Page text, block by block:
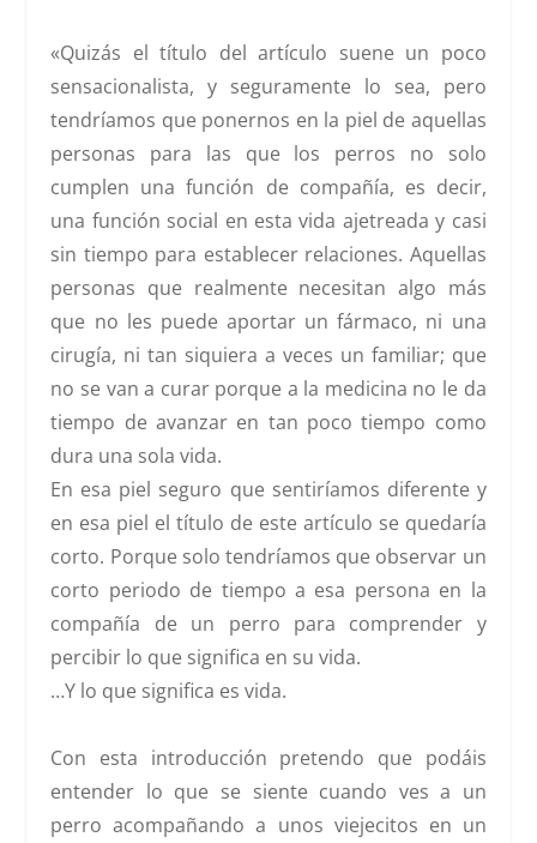
«Quizás el título del artículo suene un poco
sensacionalista, y seguramente lo sea, pero
tendríamos que ponernos en la piel de aquellas
personas para las que los perros no solo
cumplen una función de compañía, es decir,
una función social en esta vida ajetreada y casi
sin tiempo para establecer relaciones. Aquellas
personas que realmente necesitan algo más
que no les puede aportar un fármaco, ni una
cirugía, ni tan siquiera a veces un familiar; que
no se van a curar porque a la medicina no le da
tiempo de avanzar en tan poco tiempo como
dura una sola vida.
En esa piel seguro que sentiríamos diferente y
en esa piel el título de este artículo se quedaría
corto. Porque solo tendríamos que observar un
corto periodo de tiempo a esa persona en la
compañía de un perro para comprender y
percibir lo que significa en su vida.
…Y lo que significa es vida.
Con esta introducción pretendo que podáis
entender lo que se siente cuando ves a un
perro acompañando a unos viejecitos en un